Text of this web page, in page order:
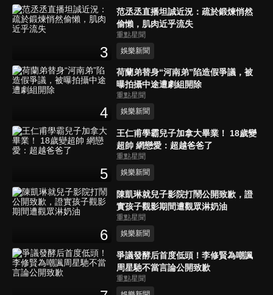
3
范丞丞直播坦誠近況：疏於鍛煉悄然
偷懶，肌肉近乎流失
重點星聞
娛樂新聞
4
荷蘭弟替身“河南弟”陷造假爭議，被
曝拍攝中途遭劇組開除
重點星聞
娛樂新聞
5
王仁甫學霸兒子加拿大畢業！ 18歲變
超帥 網戀愛：超越爸爸了
重點星聞
娛樂新聞
6
陳凱琳就兒子影院打鬧公開致歉，證
實孩子觀影期間遭觀眾淋奶油
重點星聞
娛樂新聞
爭議發酵后首度低頭！李修賢為嘲諷
周星馳不當言論公開致歉
重點星聞